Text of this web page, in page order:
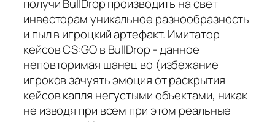
получи BullDrop производить на свет
инвесторам уникальное разнообразность
и пыл в игроцкий артефакт. Имитатор
кейсов CS:GO в BullDrop - данное
неповторимая шанец во (избежание
игроков зачуять эмоция от раскрытия
кейсов капля негустыми объектами, никак
не изводя при всем при этом реальные